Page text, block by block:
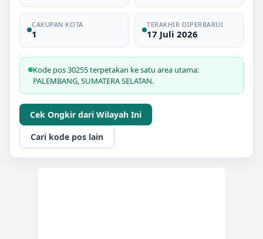
CAKUPAN KOTA
1
TERAKHIR DIPERBARUI
17 Juli 2026
Kode pos 30255 terpetakan ke satu area utama:
PALEMBANG, SUMATERA SELATAN.
Cek Ongkir dari Wilayah Ini
Cari kode pos lain